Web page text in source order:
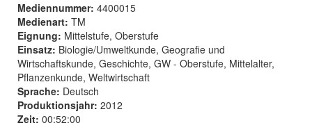
Mediennummer: 4400015
Medienart: TM
Eignung: Mittelstufe, Oberstufe
Einsatz: Biologie/Umweltkunde, Geografie und
Wirtschaftskunde, Geschichte, GW - Oberstufe, Mittelalter,
Pflanzenkunde, Weltwirtschaft
Sprache: Deutsch
Produktionsjahr: 2012
Zeit: 00:52:00